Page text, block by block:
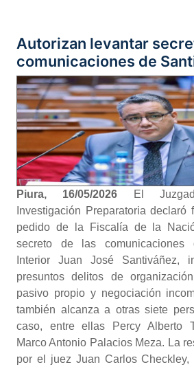
Autorizan levantar
comunicaciones de
Piura, 16/05/2026
El
Investigación Preparatoria declaró
pedido de la Fiscalía de la
secreto de las comunicaciones
Interior Juan José Santiváñez,
presuntos delitos de
pasivo propio y negociación
también alcanza a otras siete
caso, entre ellas Percy Alberto
Marco Antonio Palacios Meza. La
por el juez Juan Carlos